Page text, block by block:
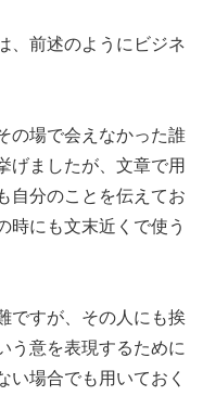
、前述のようにビジネ
の場で会えなかった誰
げましたが、文章で用
自分のことを伝えてお
時にも文末近くで使う
ですが、その人にも挨
う意を表現するために
い場合でも用いておく